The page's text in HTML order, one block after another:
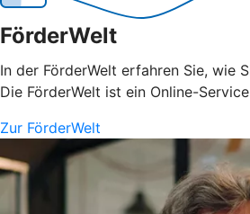
FörderWelt
In der FörderWelt erfahren Sie, wie
Die FörderWelt ist ein Online-
Zur FörderWelt